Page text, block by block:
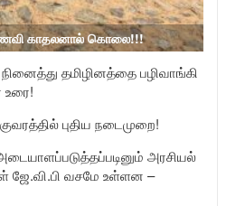
காதலனால் கொலை!!!
தமிழினத்தை பழிவாங்கி
உரை!
புதிய நடைமுறை!
அரசியல்
ஜே.வி.பி வசமே உள்ளன –